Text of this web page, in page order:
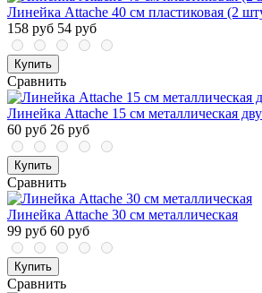
Линейка Attache 40 см пластиковая (2
158 руб 54 руб
Купить
Сравнить
Линейка Attache 15 см металлическая
60 руб 26 руб
Купить
Сравнить
Линейка Attache 30 см металлическая
99 руб 60 руб
Купить
Сравнить